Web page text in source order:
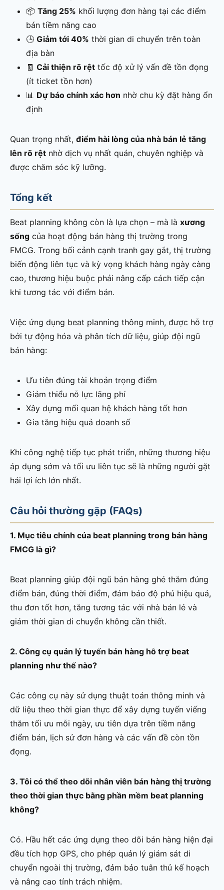
📦 Tăng 25% khối lượng đơn hàng tại các điểm
bán tiềm năng cao
🕒 Giảm tới 40% thời gian di chuyển trên toàn
địa bàn
🧾 Cải thiện rõ rệt tốc độ xử lý vấn đề tồn đọng
(ít ticket tồn hơn)
📊 Dự báo chính xác hơn nhờ chu kỳ đặt hàng ổn
định
Quan trọng nhất, điểm hài lòng của nhà bán lẻ tăng
lên rõ rệt nhờ dịch vụ nhất quán, chuyên nghiệp và
được chăm sóc kỹ lưỡng.
Tổng kết
Beat planning không còn là lựa chọn – mà là xương
sống của hoạt động bán hàng thị trường trong
FMCG. Trong bối cảnh cạnh tranh gay gắt, thị trường
biến động liên tục và kỳ vọng khách hàng ngày càng
cao, thương hiệu buộc phải nâng cấp cách tiếp cận
khi tương tác với điểm bán.
Việc ứng dụng beat planning thông minh, được hỗ trợ
bởi tự động hóa và phân tích dữ liệu, giúp đội ngũ
bán hàng:
Ưu tiên đúng tài khoản trọng điểm
Giảm thiểu nỗ lực lãng phí
Xây dựng mối quan hệ khách hàng tốt hơn
Gia tăng hiệu quả doanh số
Khi công nghệ tiếp tục phát triển, những thương hiệu
áp dụng sớm và tối ưu liên tục sẽ là những người gặt
hái lợi ích lớn nhất.
Câu hỏi thường gặp (FAQs)
1. Mục tiêu chính của beat planning trong bán hàng
FMCG là gì?
Beat planning giúp đội ngũ bán hàng ghé thăm đúng
điểm bán, đúng thời điểm, đảm bảo độ phủ hiệu quả,
thu đơn tốt hơn, tăng tương tác với nhà bán lẻ và
giảm thời gian di chuyển không cần thiết.
2. Công cụ quản lý tuyến bán hàng hỗ trợ beat
planning như thế nào?
Các công cụ này sử dụng thuật toán thông minh và
dữ liệu theo thời gian thực để xây dựng tuyến viếng
thăm tối ưu mỗi ngày, ưu tiên dựa trên tiềm năng
điểm bán, lịch sử đơn hàng và các vấn đề còn tồn
đọng.
3. Tôi có thể theo dõi nhân viên bán hàng thị trường
theo thời gian thực bằng phần mềm beat planning
không?
Có. Hầu hết các ứng dụng theo dõi bán hàng hiện đại
đều tích hợp GPS, cho phép quản lý giám sát di
chuyển ngoài thị trường, đảm bảo tuân thủ kế hoạch
và nâng cao tính trách nhiệm.